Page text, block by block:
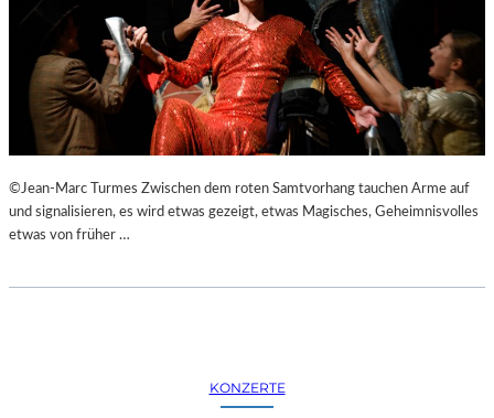
©Jean-Marc Turmes Zwischen dem roten Samtvorhang tauchen Arme auf
und signalisieren, es wird etwas gezeigt, etwas Magisches, Geheimnisvolles
etwas von früher …
KONZERTE